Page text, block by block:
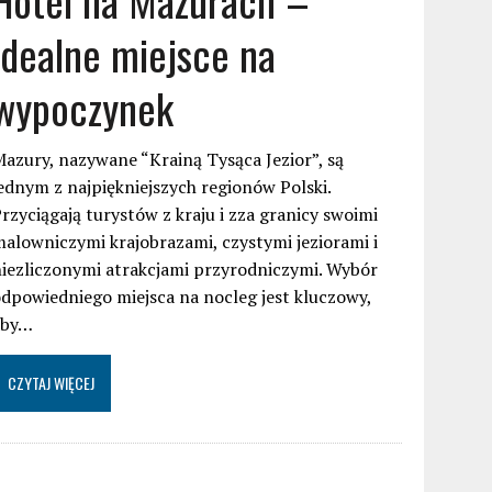
miejsce na
nazywane “Krainą Tysąca Jezior”, są
z najpiękniejszych regionów Polski.
turystów z kraju i zza granicy swoimi
krajobrazami, czystymi jeziorami i
atrakcjami przyrodniczymi. Wybór
miejsca na nocleg jest kluczowy,
CZYTAJ WIĘCEJ